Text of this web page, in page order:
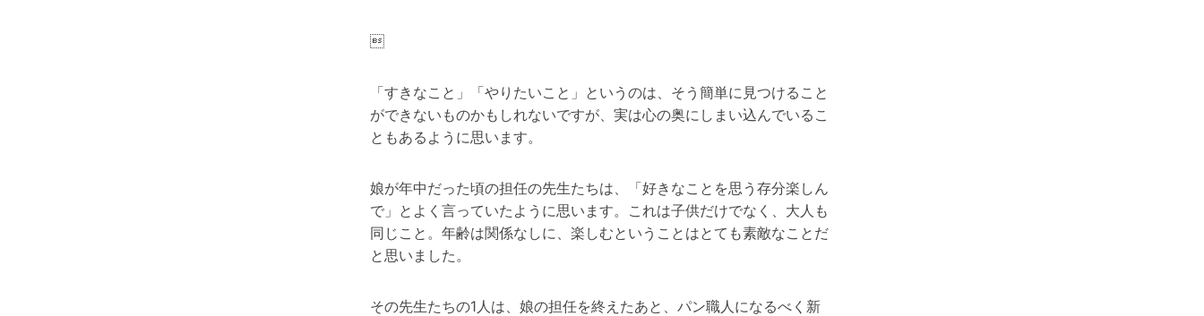

「すきなこと」「やりたいこと」というのは、そう簡単に見つけること
ができないものかもしれないですが、実は心の奥にしまい込んでいるこ
ともあるように思います。
娘が年中だった頃の担任の先生たちは、「好きなことを思う存分楽しん
で」とよく言っていたように思います。これは子供だけでなく、大人も
同じこと。年齢は関係なしに、楽しむということはとても素敵なことだ
と思いました。
その先生たちの1人は、娘の担任を終えたあと、パン職人になるべく新